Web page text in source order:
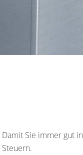
Damit Sie immer gut
Steuern.